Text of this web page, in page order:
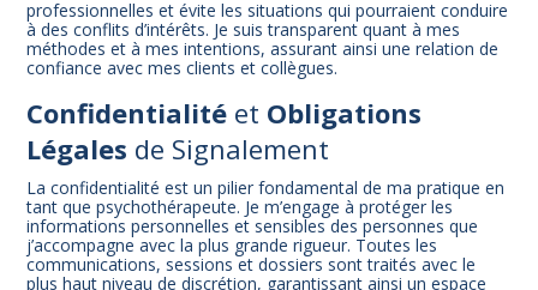
professionnelles et évite les situations qui pourraient conduire
à des conflits d’intérêts. Je suis transparent quant à mes
méthodes et à mes intentions, assurant ainsi une relation de
confiance avec mes clients et collègues.
Confidentialité et Obligations
Légales de Signalement
La confidentialité est un pilier fondamental de ma pratique en
tant que psychothérapeute. Je m’engage à protéger les
informations personnelles et sensibles des personnes que
j’accompagne avec la plus grande rigueur. Toutes les
communications, sessions et dossiers sont traités avec le
plus haut niveau de discrétion, garantissant ainsi un espace